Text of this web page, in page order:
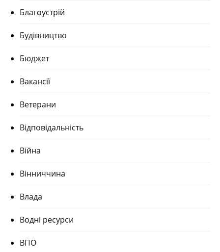
Благоустрій
Будівництво
Бюджет
Вакансії
Ветерани
Відповідальність
Війна
Вінниччина
Влада
Водні ресурси
ВПО